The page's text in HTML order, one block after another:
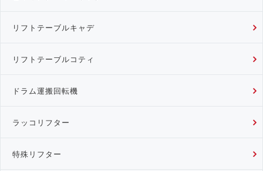
リフトテーブルキャデ
リフトテーブルコティ
ドラム運搬回転機
ラッコリフター
特殊リフター